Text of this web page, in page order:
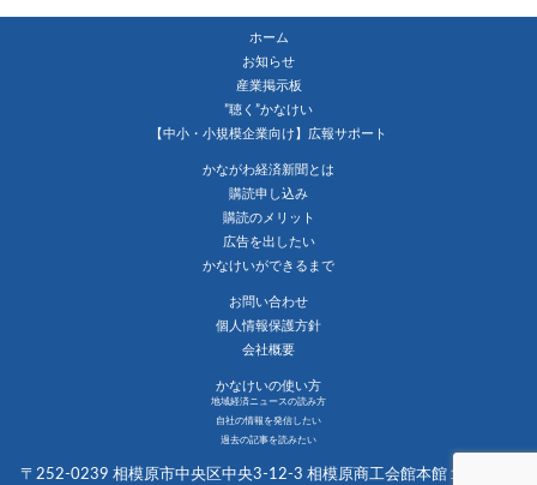
ホーム
お知らせ
産業掲示板
”聴く”かなけい
【中小・小規模企業向け】広報サポート
かながわ経済新聞とは
購読申し込み
購読のメリット
広告を出したい
かなけいができるまで
お問い合わせ
個人情報保護方針
会社概要
かなけいの使い方
地域経済ニュースの読み方
自社の情報を発信したい
過去の記事を読みたい
〒252-0239 相模原市中央区中央3-12-3 相模原商工会館本館１